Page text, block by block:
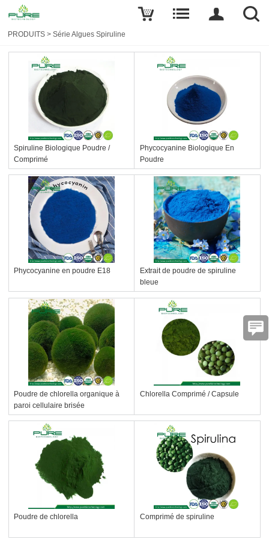
PRODUITS >Série Algues Spiruline
Spiruline Biologique Poudre /
Comprimé
Phycocyanine Biologique En
Poudre
Phycocyanine en poudre E18
Extrait de poudre de spiruline
bleue
Poudre de chlorella organique à
paroi cellulaire brisée
Chlorella Comprimé / Capsule
Poudre de chlorella Comprimé de spiruline